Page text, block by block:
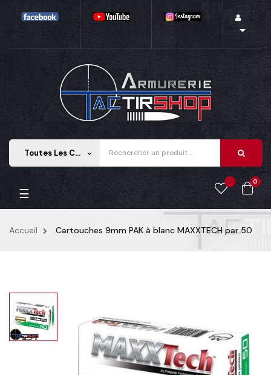

Toutes Les Catégories keyboard_arrow_down
0
Basculer
la
☰
Accueil Cartouches 9mm PAK à blanc MAXXTECH par 50